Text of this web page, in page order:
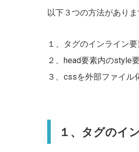
以下３つの方法があり
１、タグのインライン要
２、head要素内のstyle
３、cssを外部ファイル
１、タグのイ